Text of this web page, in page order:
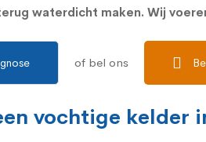
waterdicht maken. Wij
of bel ons
vochtige kelder